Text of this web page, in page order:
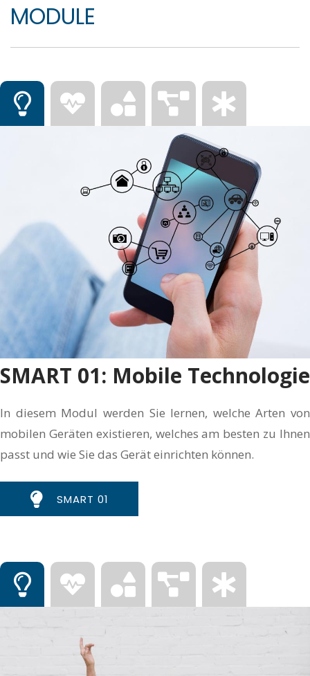
MODULE
SMART 01: Mobile Technologie
In diesem Modul werden Sie lernen, welche Arten von
mobilen Geräten existieren, welches am besten zu Ihnen
passt und wie Sie das Gerät einrichten können.
SMART 01